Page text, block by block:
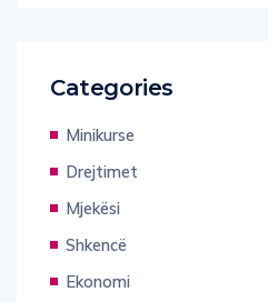
Categories
Minikurse
Drejtimet
Mjekësi
Shkencë
Ekonomi